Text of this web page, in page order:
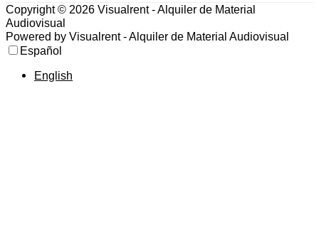
Copyright © 2026 Visualrent - Alquiler de Material
Audiovisual
Powered by Visualrent - Alquiler de Material Audiovisual
Español
English